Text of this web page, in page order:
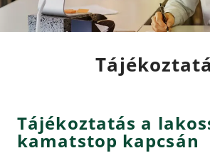
Tájékoztatás a
kamatstop kapcsán